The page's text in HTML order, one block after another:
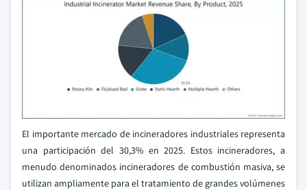
El importante mercado de incineradores industriales representa
una participación del 30,3% en 2025. Estos incineradores, a
menudo denominados incineradores de combustión masiva, se
utilizan ampliamente para el tratamiento de grandes volúmenes